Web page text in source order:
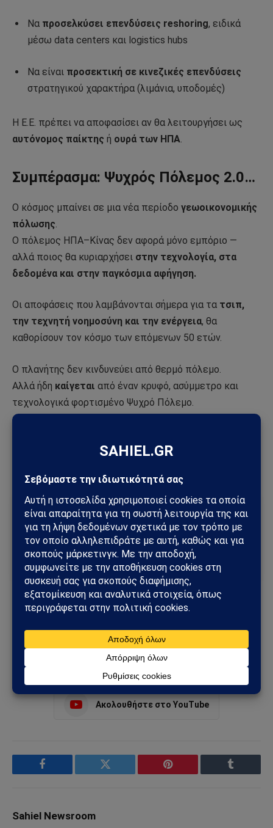
Να προσελκύσει επενδύσεις reshoring, ειδικά
μέσω data centers και logistics hubs
Να είναι προσεκτική σε κινεζικές επενδύσεις
στρατηγικού χαρακτήρα (λιμάνια, υποδομές)
Η Ε.Ε. πρέπει να αποφασίσει αν θα λειτουργήσει ως
αυτόνομος παίκτης ή ουρά των ΗΠΑ
Συμπέρασμα: Ψυχρός Πόλεμος 2.0…
Ο κόσμος μπαίνει σε μια νέα περίοδο γεωοικονομικής
πόλωσης.
Ο πόλεμος ΗΠΑ–Κίνας δεν αφορά μόνο εμπόριο —
αλλά ποιος θα κυριαρχήσει στην τεχνολογία, στα
δεδομένα και στην παγκόσμια αφήγηση.
Οι αποφάσεις που λαμβάνονται σήμερα για τα τσιπ,
την τεχνητή νοημοσύνη και την ενέργεια, θα
καθορίσουν τον κόσμο των επόμενων 50 ετών.
Ο πλανήτης δεν κινδυνεύει από θερμό πόλεμο.
Αλλά ήδη καίγεται από έναν κρυφό, ασύμμετρο και
τεχνολογικά φορτισμένο Ψυχρό Πόλεμο.
Α.Β – Sahiel.gr
Ακολούθησε το Sahiel στο Google News
Πρόσθεσε το Sahiel ως προτιμώμενη πηγή για να λαμβάνεις
πρώτος τις σημαντικότερες ειδήσεις και αναλύσεις.
Add as a preferred source
Ακολουθήστε στο Instagram
Ακολουθήστε στο YouTube
Facebook Twitter Pinterest Tumblr
Sahiel Newsroom